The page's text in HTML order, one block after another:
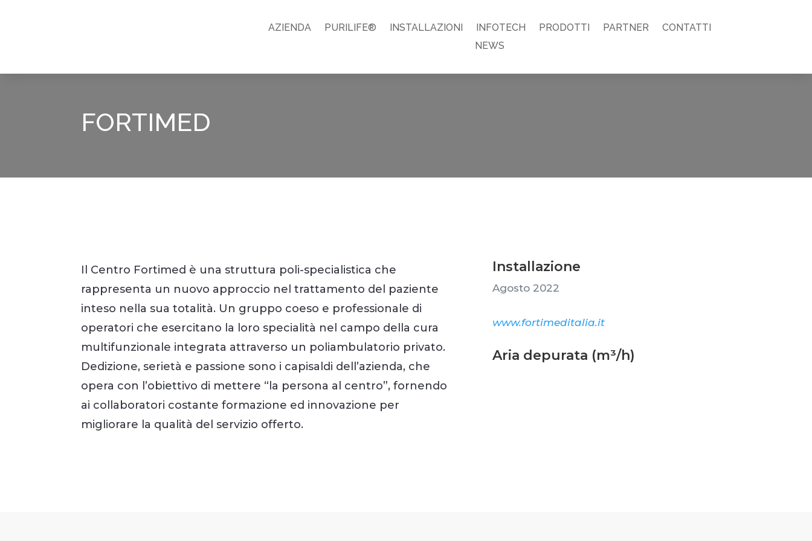
AZIENDA PURILIFE® INSTALLAZIONI INFOTECH PRODOTTI PARTNER
CONTATTI
NEWS
FORTIMED
Il Centro Fortimed è una struttura poli-specialistica che
rappresenta un nuovo approccio nel trattamento del paziente
inteso nella sua totalità. Un gruppo coeso e professionale di
operatori che esercitano la loro specialità nel campo della cura
multifunzionale integrata attraverso un poliambulatorio privato.
Dedizione, serietà e passione sono i capisaldi dell’azienda, che
opera con l’obiettivo di mettere “la persona al centro”, fornendo
ai collaboratori costante formazione ed innovazione per
migliorare la qualità del servizio offerto.
Installazione
Agosto 2022
www.fortimeditalia.it
Aria depurata (m³/h)